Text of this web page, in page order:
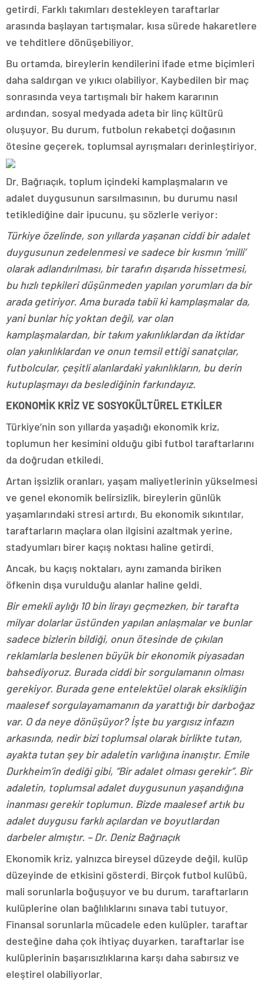
getirdi. Farklı takımları destekleyen taraftarlar
arasında başlayan tartışmalar, kısa sürede hakaretlere
ve tehditlere dönüşebiliyor.
Bu ortamda, bireylerin kendilerini ifade etme biçimleri
daha saldırgan ve yıkıcı olabiliyor. Kaybedilen bir maç
sonrasında veya tartışmalı bir hakem kararının
ardından, sosyal medyada adeta bir linç kültürü
oluşuyor. Bu durum, futbolun rekabetçi doğasının
ötesine geçerek, toplumsal ayrışmaları derinleştiriyor.
Dr. Bağrıaçık, toplum içindeki kamplaşmaların ve
adalet duygusunun sarsılmasının, bu durumu nasıl
tetiklediğine dair ipucunu, şu sözlerle veriyor:
Türkiye özelinde, son yıllarda yaşanan ciddi bir adalet
duygusunun zedelenmesi ve sadece bir kısmın ‘milli’
olarak adlandırılması, bir tarafın dışarıda hissetmesi,
bu hızlı tepkileri düşünmeden yapılan yorumları da bir
arada getiriyor. Ama burada tabii ki kamplaşmalar da,
yani bunlar hiç yoktan değil, var olan
kamplaşmalardan, bir takım yakınlıklardan da iktidar
olan yakınlıklardan ve onun temsil ettiği sanatçılar,
futbolcular, çeşitli alanlardaki yakınlıkların, bu derin
kutuplaşmayı da beslediğinin farkındayız.
EKONOMİK KRİZ VE SOSYOKÜLTÜREL ETKİLER
Türkiye’nin son yıllarda yaşadığı ekonomik kriz,
toplumun her kesimini olduğu gibi futbol taraftarlarını
da doğrudan etkiledi.
Artan işsizlik oranları, yaşam maliyetlerinin yükselmesi
ve genel ekonomik belirsizlik, bireylerin günlük
yaşamlarındaki stresi artırdı. Bu ekonomik sıkıntılar,
taraftarların maçlara olan ilgisini azaltmak yerine,
stadyumları birer kaçış noktası haline getirdi.
Ancak, bu kaçış noktaları, aynı zamanda biriken
öfkenin dışa vurulduğu alanlar haline geldi.
Bir emekli aylığı 10 bin lirayı geçmezken, bir tarafta
milyar dolarlar üstünden yapılan anlaşmalar ve bunlar
sadece bizlerin bildiği, onun ötesinde de çıkılan
reklamlarla beslenen büyük bir ekonomik piyasadan
bahsediyoruz. Burada ciddi bir sorgulamanın olması
gerekiyor. Burada gene entelektüel olarak eksikliğin
maalesef sorgulayamamanın da yarattığı bir darboğaz
var. O da neye dönüşüyor? İşte bu yargısız infazın
arkasında, nedir bizi toplumsal olarak birlikte tutan,
ayakta tutan şey bir adaletin varlığına inanıştır. Emile
Durkheim’in dediği gibi, “Bir adalet olması gerekir”. Bir
adaletin, toplumsal adalet duygusunun yaşandığına
inanması gerekir toplumun. Bizde maalesef artık bu
adalet duygusu farklı açılardan ve boyutlardan
darbeler almıştır. – Dr. Deniz Bağrıaçık
Ekonomik kriz, yalnızca bireysel düzeyde değil, kulüp
düzeyinde de etkisini gösterdi. Birçok futbol kulübü,
mali sorunlarla boğuşuyor ve bu durum, taraftarların
kulüplerine olan bağlılıklarını sınava tabi tutuyor.
Finansal sorunlarla mücadele eden kulüpler, taraftar
desteğine daha çok ihtiyaç duyarken, taraftarlar ise
kulüplerinin başarısızlıklarına karşı daha sabırsız ve
eleştirel olabiliyorlar.